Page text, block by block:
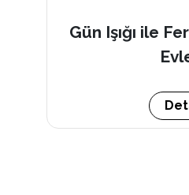
Gün Işığı ile